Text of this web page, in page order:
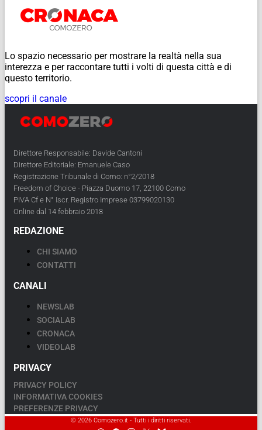
Lo spazio necessario per mostrare la realtà nella sua
interezza e per raccontare tutti i volti di questa città e di
questo territorio.
scopri il canale
Direttore Responsabile: Davide Cantoni
Direttore Editoriale: Emanuele Caso
Registrazione Tribunale di Como: n°2/2018
Freedom of Choice - Piazza Duomo 17, 22100 Como
PIVA Cf e N° Iscr. Registro Imprese 03799020130
Online dal 14 febbraio 2018
REDAZIONE
CHI SIAMO
CONTATTI
CANALI
NEWSLAB
SOCIALAB
CRONACA
VIDEOLAB
PRIVACY
PRIVACY POLICY
INFORMATIVA COOKIES
PREFERENZE PRIVACY
© 2026 Comozero.it - Tutti i diritti riservati.